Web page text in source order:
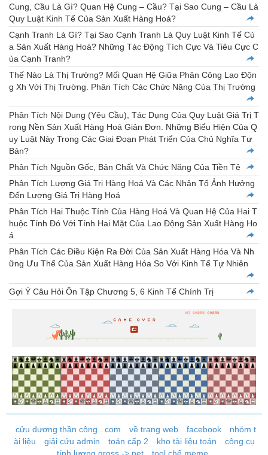
Cung, Cầu Là Gì? Quan Hệ Cung – Cầu? Tại Sao Cung – Cầu Là
Quy Luật Kinh Tế Của Sản Xuất Hàng Hoá?
Cạnh Tranh Là Gì? Tại Sao Cạnh Tranh Là Quy Luật Kinh Tế Củ
a Sản Xuất Hàng Hoá? Những Tác Động Tích Cực Và Tiêu Cực C
ủa Cạnh Tranh?
Thế Nào Là Thị Trường? Mối Quan Hệ Giữa Phân Công Lao Độn
g Xh Với Thị Trường. Phân Tích Các Chức Năng Của Thị Trường
Phân Tích Nội Dung (Yêu Cầu), Tác Dụng Của Quy Luật Giá Trị T
rong Nền Sản Xuất Hàng Hoá Giản Đơn. Những Biểu Hiện Của Q
uy Luật Này Trong Các Giai Đoạn Phát Triển Của Chủ Nghĩa Tư
Bản?
Phân Tích Nguồn Gốc, Bản Chất Và Chức Năng Của Tiền Tệ
Phân Tích Lượng Giá Trị Hàng Hoá Và Các Nhân Tố Ảnh Hưởng
Đến Lượng Giá Trị Hàng Hoá
Phân Tích Hai Thuộc Tính Của Hàng Hoá Và Quan Hệ Của Hai T
huộc Tính Đó Với Tính Hai Mặt Của Lao Động Sản Xuất Hàng Ho
á
Phân Tích Các Điều Kiện Ra Đời Của Sản Xuất Hàng Hóa Và Nh
ững Ưu Thế Của Sản Xuất Hàng Hóa So Với Kinh Tế Tự Nhiên
Gợi Ý Câu Hỏi Ôn Tập Chương 5, 6 Kinh Tế Chính Trị
cửu dương thần công . com về trang web facebook
nhóm t
ài liệu
giải cứu admin toán cấp 2 kho tài liệu toán
công cụ